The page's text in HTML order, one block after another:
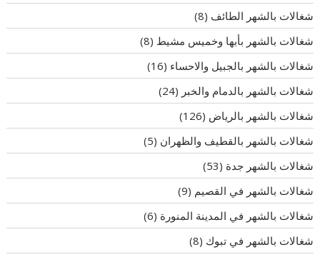
شغالات بالشهر الطائف (8)
شغالات بالشهر بأبها وخميس مشيط (8)
شغالات بالشهر بالجبيل والاحساء (16)
شغالات بالشهر بالدمام والخبر (24)
شغالات بالشهر بالرياض (126)
شغالات بالشهر بالقطيف والظهران (5)
شغالات بالشهر جدة (53)
شغالات بالشهر في القصيم (9)
شغالات بالشهر في المدينة المنورة (6)
شغالات بالشهر في تبوك (8)